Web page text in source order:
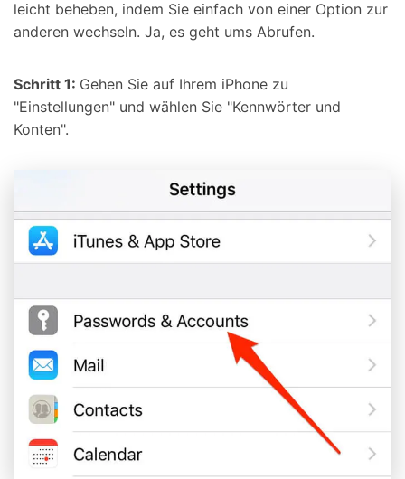
leicht beheben, indem Sie einfach von einer Option zur
anderen wechseln. Ja, es geht ums Abrufen.
Schritt 1: Gehen Sie auf Ihrem iPhone zu
"Einstellungen" und wählen Sie "Kennwörter und
Konten".